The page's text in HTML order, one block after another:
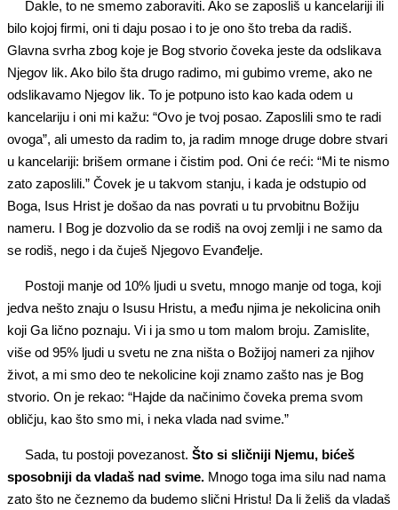
Dakle, to ne smemo zaboraviti. Ako se zaposliš u kancelariji ili
bilo kojoj firmi, oni ti daju posao i to je ono što treba da radiš.
Glavna svrha zbog koje je Bog stvorio čoveka jeste da odslikava
Njegov lik. Ako bilo šta drugo radimo, mi gubimo vreme, ako ne
odslikavamo Njegov lik. To je potpuno isto kao kada odem u
kancelariju i oni mi kažu: “Ovo je tvoj posao. Zaposlili smo te radi
ovoga”, ali umesto da radim to, ja radim mnoge druge dobre stvari
u kancelariji: brišem ormane i čistim pod. Oni će reći: “Mi te nismo
zato zaposlili.” Čovek je u takvom stanju, i kada je odstupio od
Boga, Isus Hrist je došao da nas povrati u tu prvobitnu Božiju
nameru. I Bog je dozvolio da se rodiš na ovoj zemlji i ne samo da
se rodiš, nego i da čuješ Njegovo Evanđelje.
Postoji manje od 10% ljudi u svetu, mnogo manje od toga, koji
jedva nešto znaju o Isusu Hristu, a među njima je nekolicina onih
koji Ga lično poznaju. Vi i ja smo u tom malom broju. Zamislite,
više od 95% ljudi u svetu ne zna ništa o Božijoj nameri za njihov
život, a mi smo deo te nekolicine koji znamo zašto nas je Bog
stvorio. On je rekao: “Hajde da načinimo čoveka prema svom
obličju, kao što smo mi, i neka vlada nad svime.”
Sada, tu postoji povezanost. Što si sličniji Njemu, bićeš
sposobniji da vladaš nad svime. Mnogo toga ima silu nad nama
zato što ne čeznemo da budemo slični Hristu! Da li želiš da vladaš